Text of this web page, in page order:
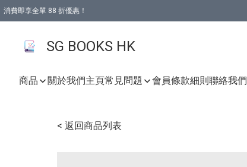
消費即享全單 88 折優惠！
SG BOOKS HK
商品 關於我們主頁常見問題 會員條款細則聯絡我們
< 返回商品列表